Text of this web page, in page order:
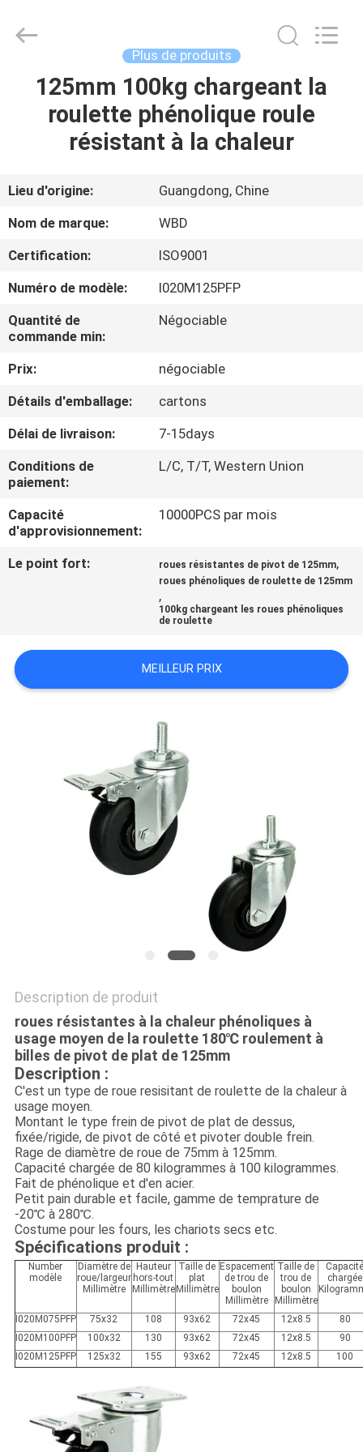
MAISON
PRODUITS
VIDÉOS
SUJET
DE
NOUS
VISITE
D'USINE
CONTRÔLE
DE
QUALITÉ
CONTACTEZ-
UNE
CITATION
PRIVACY
Metal
Plus de produits
125mm 100kg chargeant la
roulette phénolique roule
résistant à la chaleur
Lieu d'origine:
Guangdong, Chine
Nom de marque:
WBD
Certification:
ISO9001
Numéro de modèle:
I020M125PFP
Quantité de
commande min:
Négociable
Prix:
négociable
Détails d'emballage:
cartons
Délai de livraison:
7-15days
Conditions de
paiement:
L/C, T/T, Western Union
Capacité
d'approvisionnement:
10000PCS par mois
Le point fort: roues résistantes de pivot de 125mm,
roues phénoliques de roulette de 125mm
,
100kg chargeant les roues phénoliques
de roulette
MEILLEUR PRIX
Description de produit
roues résistantes à la chaleur phénoliques à
usage moyen de la roulette 180℃ roulement à
billes de pivot de plat de 125mm
Description :
C'est un type de roue resisitant de roulette de la chaleur à
usage moyen.
Montant le type frein de pivot de plat de dessus,
fixée/rigide, de pivot de côté et pivoter double frein.
Rage de diamètre de roue de 75mm à 125mm.
Capacité chargée de 80 kilogrammes à 100 kilogrammes.
Fait de phénolique et d'en acier.
Petit pain durable et facile, gamme de temprature de
-20℃ à 280℃.
Costume pour les fours, les chariots secs etc.
Spécifications produit :
Number
modèle
Diamètre de
roue/largeur
Millimètre
Hauteur
hors-tout
Millimètre
Taille de
plat
Millimètre
Espacement
de trou de
boulon
Millimètre
Taille de
trou de
boulon
Millimètre
chargée
I020M075PFP 75x32 108 93x62 72x45 12x8.5
80
I020M100PFP
100x32 130 93x62 72x45 12x8.5
90
I020M125PFP
125x32 155 93x62 72x45 12x8.5 100